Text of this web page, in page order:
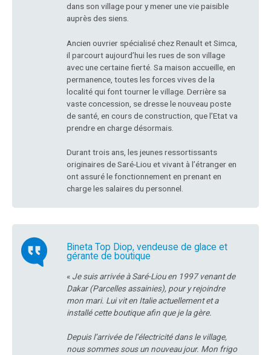
dans son village pour y mener une vie paisible
auprès des siens.
Ancien ouvrier spécialisé chez Renault et Simca,
il parcourt aujourd’hui les rues de son village
avec une certaine fierté. Sa maison accueille, en
permanence, toutes les forces vives de la
localité qui font tourner le village. Derrière sa
vaste concession, se dresse le nouveau poste
de santé, en cours de construction, que l’Etat va
prendre en charge désormais.
Durant trois ans, les jeunes ressortissants
originaires de Saré-Liou et vivant à l’étranger en
ont assuré le fonctionnement en prenant en
charge les salaires du personnel.
Bineta Top Diop, vendeuse de glace et
gérante de boutique
« Je suis arrivée à Saré-Liou en 1997 venant de
Dakar (Parcelles assainies), pour y rejoindre
mon mari. Lui vit en Italie actuellement et a
installé cette boutique afin que je la gère.
Depuis l’arrivée de l’électricité dans le village,
nous sommes sous un nouveau jour. Mon frigo